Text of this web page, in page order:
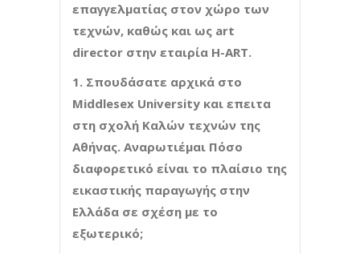
επαγγελματίας στον χώρο των
τεχνών, καθώς και ως art
director στην εταιρία H-ART.
1. Σπουδάσατε αρχικά στο
Middlesex University και επειτα
στη σχολή Καλών τεχνών της
Αθήνας. Αναρωτιέμαι Πόσο
διαφορετικό είναι το πλαίσιο της
εικαστικής παραγωγής στην
Ελλάδα σε σχέση με το
εξωτερικό;